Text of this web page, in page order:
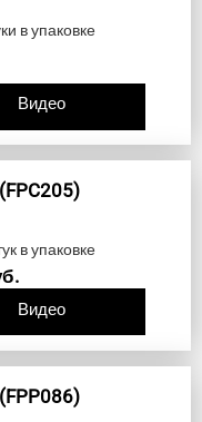
в упаковке
Видео
в упаковке
Видео